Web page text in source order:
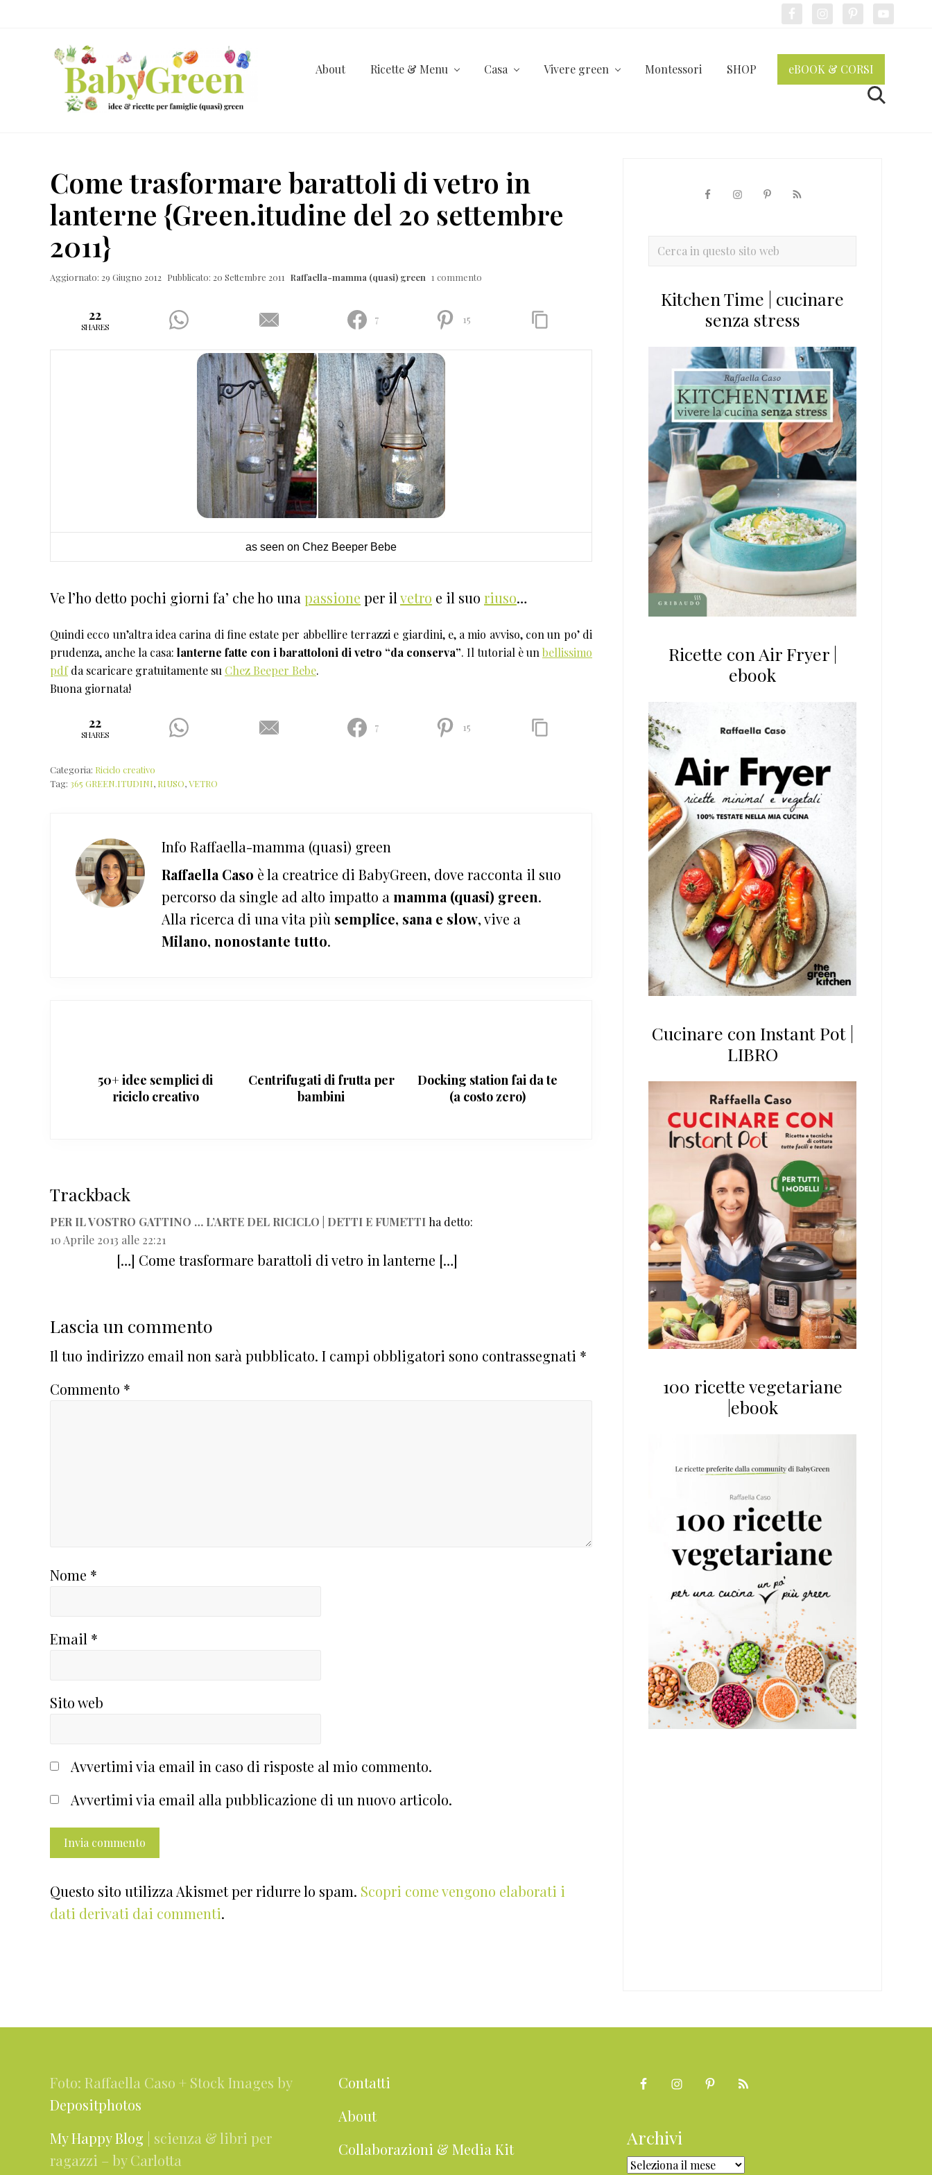
ricette
per
famiglie
(quasi)
green
About Ricette & Menu Casa Vivere green Montessori SHOP eBOOK & CORSI
Cerca
Come trasformare barattoli di vetro in
lanterne {Green.itudine del 20 settembre
2011}
Aggiornato: 29 Giugno 2012 Pubblicato: 20 Settembre 2011 Raffaella-mamma (quasi) green 1 commento
22
SHARES
7 15
as seen on Chez Beeper Bebe
Ve l’ho detto pochi giorni fa’ che ho una passione per il vetro e il suo riuso…
Quindi ecco un’altra idea carina di fine estate per abbellire terrazzi e giardini, e, a mio avviso, con un po’ di
prudenza, anche la casa: lanterne fatte con i barattoloni di vetro “da conserva”. Il tutorial è un bellissimo
pdfda scaricare gratuitamente su Chez Beeper Bebe.
Buona giornata!
22
SHARES
7 15
Categoria: Riciclo creativo
Tag: 365 GREEN.ITUDINI, RIUSO,VETRO
Info Raffaella-mamma (quasi) green
Raffaella Caso è la creatrice di BabyGreen, dove racconta il suo
percorso da single ad alto impatto a mamma (quasi) green.
Alla ricerca di una vita più semplice, sana e slow, vive a
Milano, nonostante tutto.
50+ idee semplici di
riciclo creativo
Centrifugati di frutta per
bambini
Docking station fai da te
(a costo zero)
del
lettore
Trackback
PER IL VOSTRO GATTINO … L’ARTE DEL RICICLO | DETTI E FUMETTI ha detto:
10 Aprile 2013 alle 22:21
[…] Come trasformare barattoli di vetro in lanterne […]
Lascia un commento
Il tuo indirizzo email non sarà pubblicato. I campi obbligatori sono contrassegnati *
Commento *
Nome *
Email *
Sito web
Avvertimi via email in caso di risposte al mio commento.
Avvertimi via email alla pubblicazione di un nuovo articolo.
Questo sito utilizza Akismet per ridurre lo spam. Scopri come vengono elaborati i
dati derivati dai commenti.
primaria
Cerca
sitoKitchen Time | cucinare
senza stress
Ricette con Air Fryer |
ebook
Cucinare con Instant Pot |
LIBRO
100 ricette vegetariane
|ebook
Foto: Raffaella Caso + Stock Images by
Depositphotos
My Happy Blog | scienza & libri per
ragazzi – by Carlotta
Contatti
About
Collaborazioni & Media Kit
Archivi
Archivi